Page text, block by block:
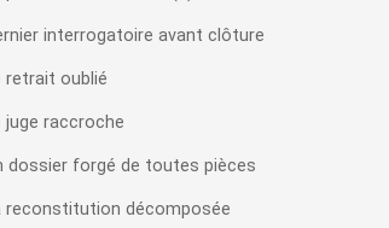
interrogatoire avant clôture
retrait oublié
juge raccroche
dossier forgé de toutes pièces
reconstitution décomposée